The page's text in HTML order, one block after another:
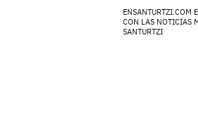
ENSANTURTZI.COM
CON LAS NOTICIAS
SANTURTZI